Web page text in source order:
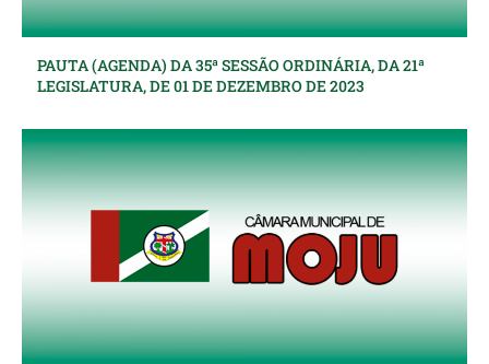
PAUTA (AGENDA) DA 35ª SESSÃO ORDINÁRIA, DA 21ª
LEGISLATURA, DE 01 DE DEZEMBRO DE 2023